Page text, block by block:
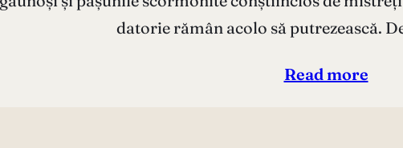
datorie rămân acolo să putrezească.
Read more